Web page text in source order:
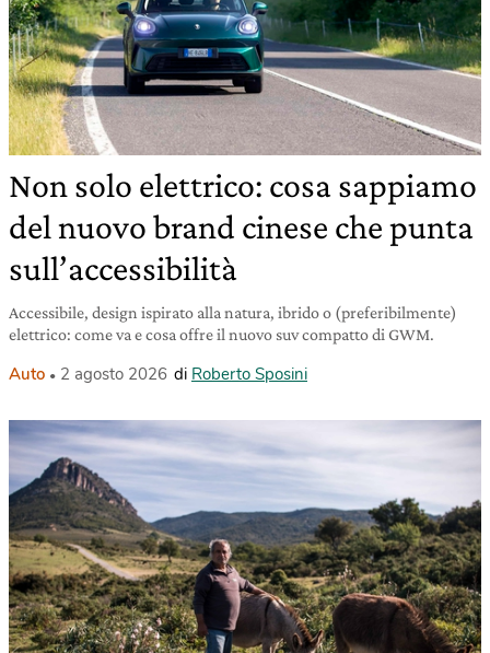
Non solo elettrico: cosa sappiamo
del nuovo brand cinese che punta
sull’accessibilità
Accessibile, design ispirato alla natura, ibrido o (preferibilmente)
elettrico: come va e cosa offre il nuovo suv compatto di GWM.
Auto 2 agosto 2026 di Roberto Sposini